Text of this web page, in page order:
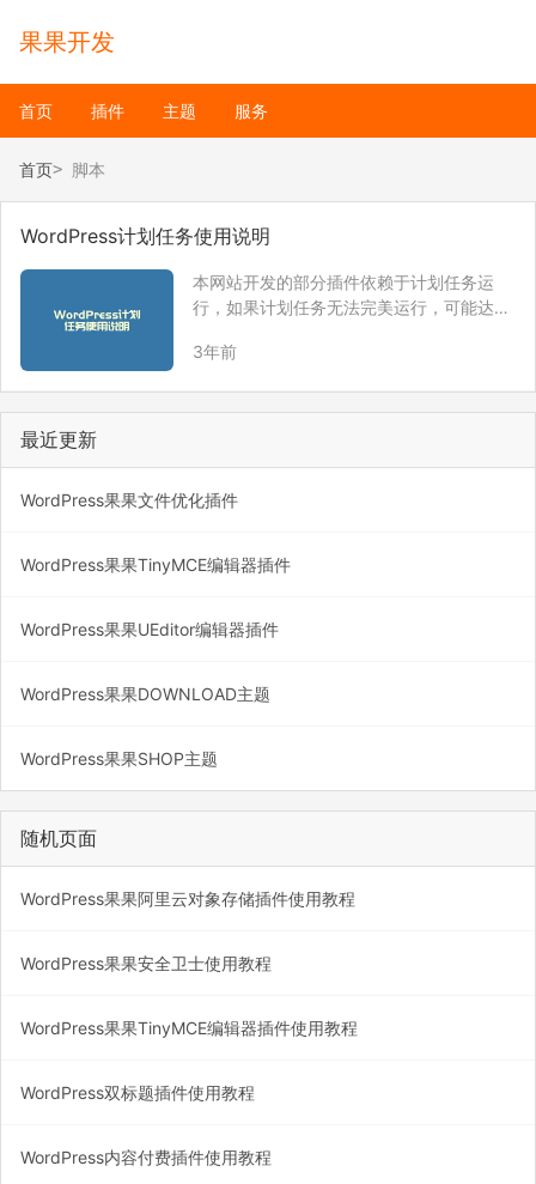
果果开发
首页 插件 主题 服务
首页 脚本
WordPress计划任务使用说明
本网站开发的部分插件依赖于计划任务运
行，如果计划任务无法完美运行，可能达不
ss会在页面加载时执行计划任务程序，但
3年前
最近更新
WordPress果果文件优化插件
WordPress果果TinyMCE编辑器插件
WordPress果果UEditor编辑器插件
WordPress果果DOWNLOAD主题
WordPress果果SHOP主题
随机页面
WordPress果果阿里云对象存储插件使用教程
WordPress果果安全卫士使用教程
WordPress果果TinyMCE编辑器插件使用教程
WordPress双标题插件使用教程
WordPress内容付费插件使用教程